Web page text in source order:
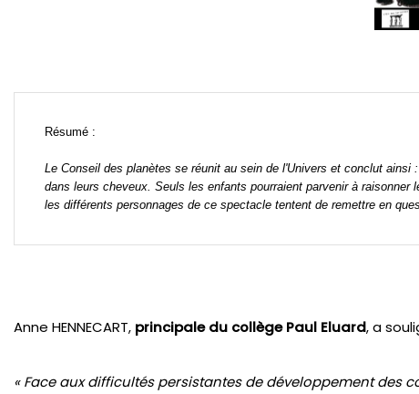
Résumé :
Le Conseil des planètes se réunit au sein de l'Univers et conclut
dans leurs cheveux. Seuls les enfants pourraient parvenir à
les différents personnages de ce spectacle tentent de remettre en
Anne HENNECART, principale du collège Paul Eluard, a
« Face aux difficultés persistantes de développement des